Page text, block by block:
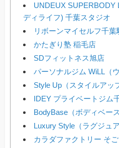
UNDEUX SUPERBODY
ディライフ) 千葉スタジオ
リボーンマイセルフ千葉
かたぎり塾 稲毛店
SDフィットネス旭店
パーソナルジム WiLL（ウ
Style Up（スタイルアッ
IDEY プライベートジム
BodyBase（ボディベー
Luxury Style（ラグジュ
カラダファクトリー そ